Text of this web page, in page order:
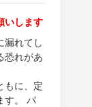
いします
漏れてし
恐れがあ
もに、定
す。 パ